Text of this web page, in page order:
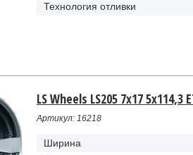
Технология отливки
LS Wheels LS205 7x17 5x114,3
Артикул: 16218
Ширина